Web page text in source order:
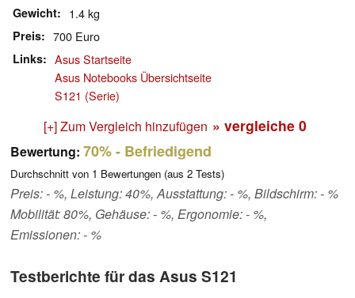
Gewicht 1.4 kg
Preis 700 Euro
Links
Asus Startseite
Asus Notebooks Übersichtseite
S121 (Serie)
[+] Zum Vergleich hinzufügen » vergleiche 0
Bewertung: 70%- Befriedigend
Durchschnitt von 1 Bewertungen (aus 2 Tests)
Preis: - %, Leistung: 40%, Ausstattung: - %, Bildschirm: - %
Mobilität: 80%, Gehäuse: - %, Ergonomie: - %,
Emissionen: - %
Testberichte für das Asus S121